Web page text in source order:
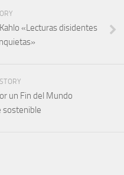
«Lecturas disidentes
un Fin del Mundo
sostenible